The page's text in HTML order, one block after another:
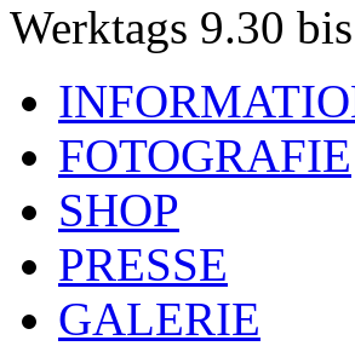
Werktags 9.30
FOTOGRAFIE
SHOP
PRESSE
GALERIE